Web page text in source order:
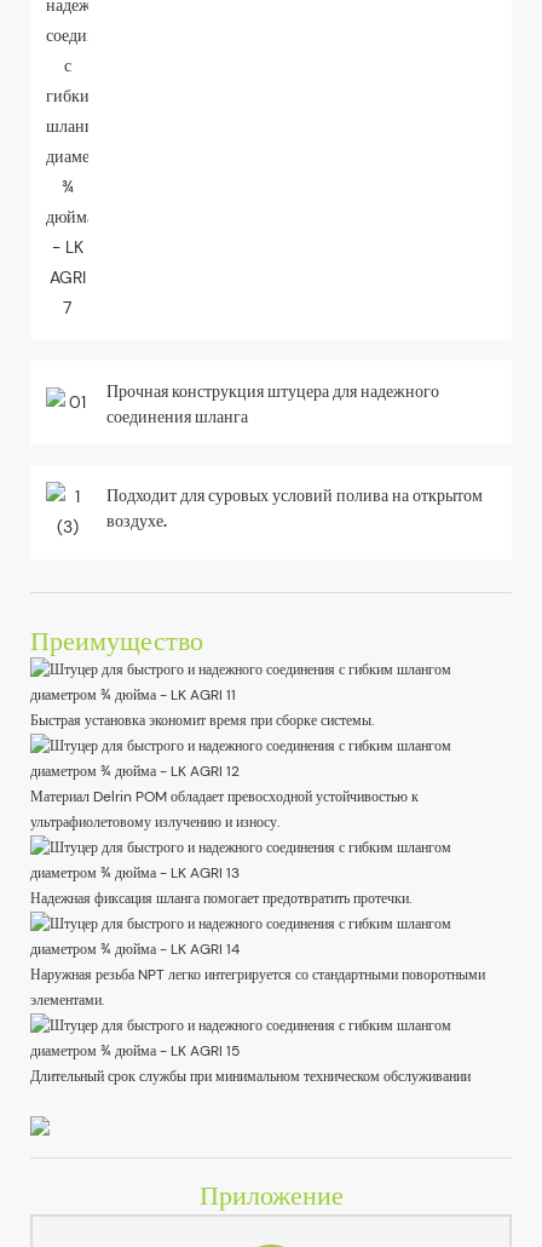
Прочная конструкция штуцера для надежного
соединения шланга
Подходит для суровых условий полива на открытом
воздухе.
Преимущество
Быстрая установка экономит время при сборке системы.
Материал Delrin POM обладает превосходной устойчивостью к
ультрафиолетовому излучению и износу.
Надежная фиксация шланга помогает предотвратить протечки.
Наружная резьба NPT легко интегрируется со стандартными поворотными
элементами.
Длительный срок службы при минимальном техническом обслуживании
Приложение